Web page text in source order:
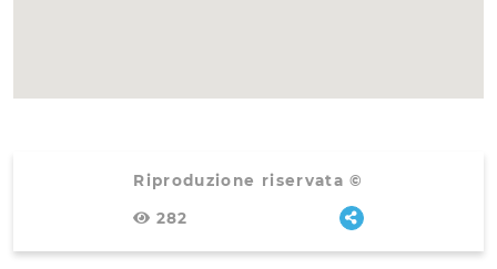
Riproduzione riservata ©
282